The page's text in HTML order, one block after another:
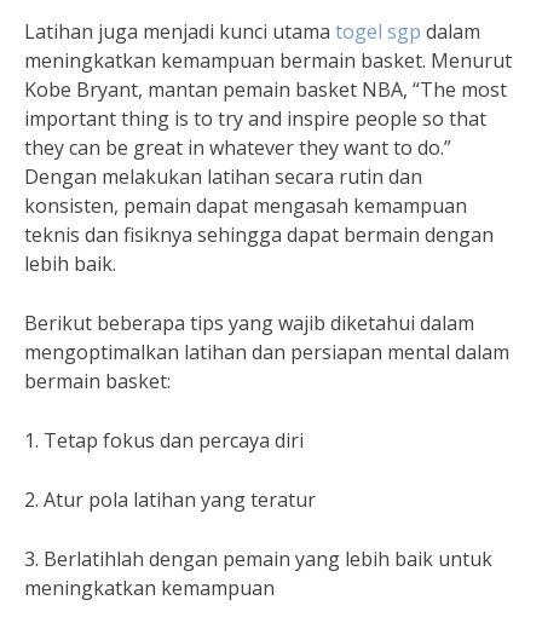
Latihan juga menjadi kunci utama togel sgp dalam
meningkatkan kemampuan bermain basket. Menurut
Kobe Bryant, mantan pemain basket NBA, “The most
important thing is to try and inspire people so that
they can be great in whatever they want to do.”
Dengan melakukan latihan secara rutin dan
konsisten, pemain dapat mengasah kemampuan
teknis dan fisiknya sehingga dapat bermain dengan
lebih baik.
Berikut beberapa tips yang wajib diketahui dalam
mengoptimalkan latihan dan persiapan mental dalam
bermain basket:
1. Tetap fokus dan percaya diri
2. Atur pola latihan yang teratur
3. Berlatihlah dengan pemain yang lebih baik untuk
meningkatkan kemampuan